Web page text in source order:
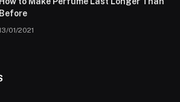
Before
01/2021